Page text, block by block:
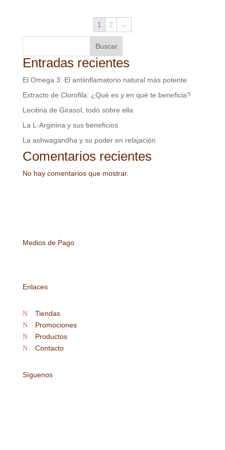
S/53.91.1 2 →
Buscar
Entradas recientes
El Omega 3: El antiinflamatorio natural más potente
Extracto de Clorofila: ¿Qué es y en qué te beneficia?
Lecitina de Girasol, todo sobre ella
La L-Arginina y sus beneficios
La ashwagandha y su poder en relajación
Comentarios recientes
No hay comentarios que mostrar.
Medios de Pago
Enlaces
N Tiendas
N Promociones
N Productos
N Contacto
Síguenos